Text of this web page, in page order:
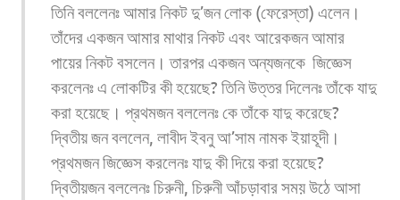
তিনি বললেনঃ আমার নিকট দু’জন লোক (ফেরেস্তা) এলেন।
তাঁদের একজন আমার মাথার নিকট এবং আরেকজন আমার
পায়ের নিকট বসলেন। তারপর একজন অন্যজনকে জিজ্ঞেস
করলেনঃ এ লোকটির কী হয়েছে? তিনি উত্তর দিলেনঃ তাঁকে যাদু
করা হয়েছে। প্রথমজন বললেনঃ কে তাঁকে যাদু করেছে?
দ্বিতীয় জন বললেন, লাবীদ ইবনু আ’সাম নামক ইয়াহূদী।
প্রথমজন জিজ্ঞেস করলেনঃ যাদু কী দিয়ে করা হয়েছে?
দ্বিতীয়জন বললেনঃ চিরুনী, চিরুনী আঁচড়াবার সময় উঠে আসা